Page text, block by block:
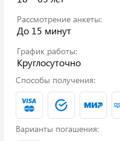
Рассмотрение анкеты:
До 15 минут
График работы:
Круглосуточно
Способы получения:
Варианты погашения: